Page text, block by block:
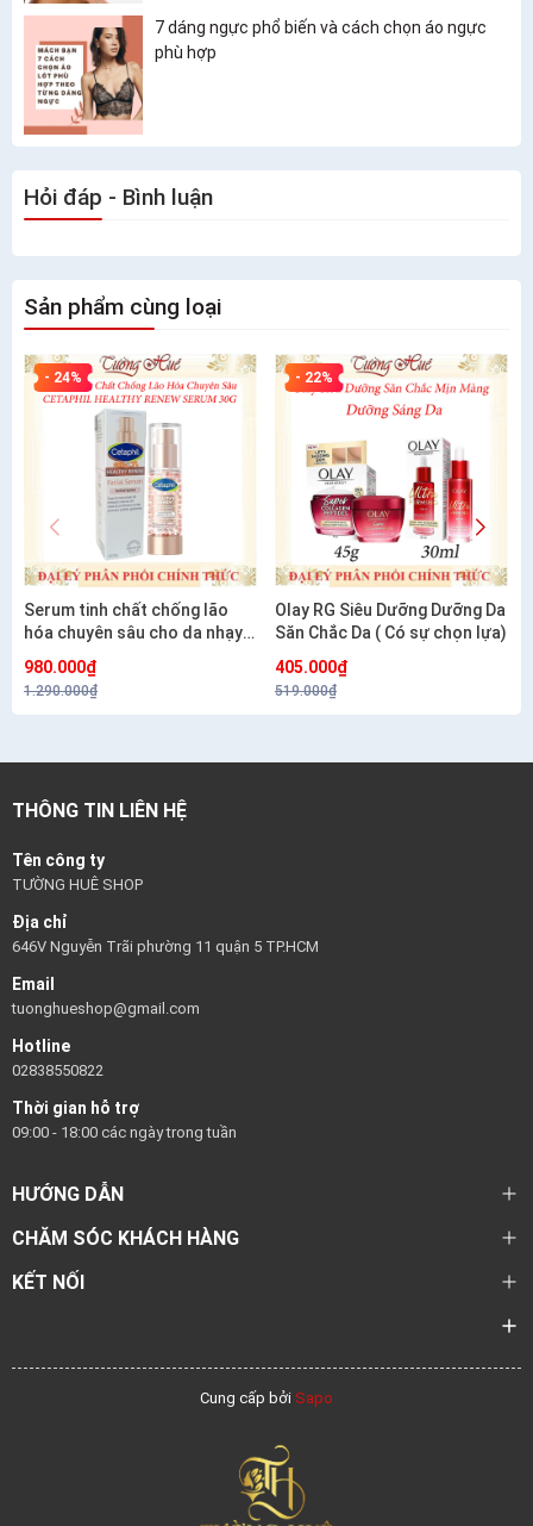
7 dáng ngực phổ biến và cách chọn áo ngực
phù hợp
Hỏi đáp - Bình luận
Sản phẩm cùng loại
- 24%
Serum tinh chất chống lão
hóa chuyên sâu cho da nhạy
RENEW SERUM 30G
980.000₫
1.290.000₫
- 22%
Olay RG Siêu Dưỡng Dưỡng Da
Săn Chắc Da ( Có sự chọn lựa)
405.000₫
519.000₫
THÔNG TIN LIÊN HỆ
Tên công ty
TƯỜNG HUÊ SHOP
Địa chỉ
646V Nguyễn Trãi phường 11 quận 5 TP.HCM
Email
tuonghueshop@gmail.com
Hotline
02838550822
Thời gian hỗ trợ
09:00 - 18:00 các ngày trong tuần
HƯỚNG DẪN
CHĂM SÓC KHÁCH HÀNG
KẾT NỐI
Cung cấp bởi Sapo